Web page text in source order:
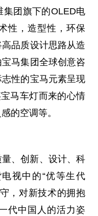
集团旗下的OLED电
性，造型性，环保
品质设计思路从造
马集团全球创意咨
性的宝马元素呈现
马车灯而来的心情
的空调等。
、创新、设计、科
视中的“优等生代
，对新技术的拥抱
代中国 人的活力姿